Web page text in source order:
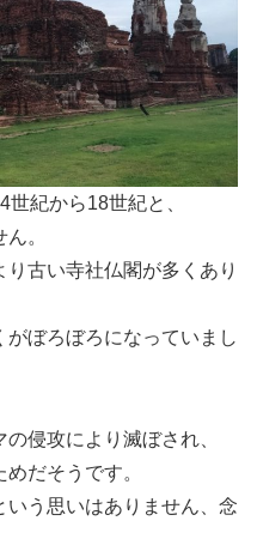
紀から18世紀と、
。
古い寺社仏閣が多くあり
がぼろぼろになっていまし
侵攻により滅ぼされ、
だそうです。
いう思いはありません、念